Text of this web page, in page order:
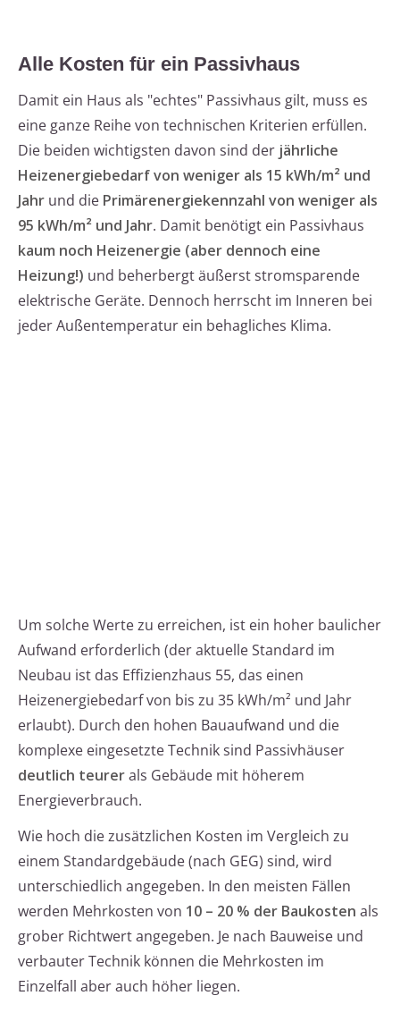
Alle Kosten für ein Passivhaus
Damit ein Haus als "echtes" Passivhaus gilt, muss es
eine ganze Reihe von technischen Kriterien erfüllen.
Die beiden wichtigsten davon sind der jährliche
Heizenergiebedarf von weniger als 15 kWh/m² und
Jahr und die Primärenergiekennzahl von weniger als
95 kWh/m² und Jahr. Damit benötigt ein Passivhaus
kaum noch Heizenergie (aber dennoch eine
Heizung!) und beherbergt äußerst stromsparende
elektrische Geräte. Dennoch herrscht im Inneren bei
jeder Außentemperatur ein behagliches Klima.
Um solche Werte zu erreichen, ist ein hoher baulicher
Aufwand erforderlich (der aktuelle Standard im
Neubau ist das Effizienzhaus 55, das einen
Heizenergiebedarf von bis zu 35 kWh/m² und Jahr
erlaubt). Durch den hohen Bauaufwand und die
komplexe eingesetzte Technik sind Passivhäuser
deutlich teurerals Gebäude mit höherem
Energieverbrauch.
Wie hoch die zusätzlichen Kosten im Vergleich zu
einem Standardgebäude (nach GEG) sind, wird
unterschiedlich angegeben. In den meisten Fällen
werden Mehrkosten von 10 – 20 % der Baukosten als
grober Richtwert angegeben. Je nach Bauweise und
verbauter Technik können die Mehrkosten im
Einzelfall aber auch höher liegen.